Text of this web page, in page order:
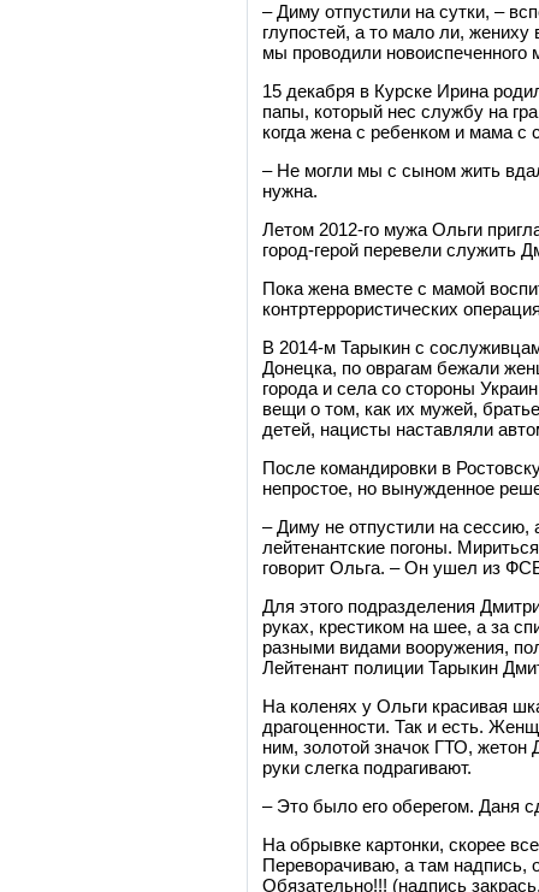
– Диму отпустили на сутки, –
глупостей, а то мало ли,
мы проводили новоиспеченного
15 декабря в Курске Ирина
папы, который нес службу на
когда жена с ребенком и мама с
– Не могли мы с сыном жить
нужна.
Летом 2012-го мужа Ольги
город-герой перевели служить
Пока жена вместе с мамой
контртеррористических
В 2014-м Тарыкин с
Донецка, по оврагам бежали
города и села со стороны
вещи о том, как их мужей,
детей, нацисты наставляли
После командировки в
непростое, но вынужденное
– Диму не отпустили на
лейтенантские погоны.
говорит Ольга. – Он ушел из
Для этого подразделения
руках, крестиком на шее, а за
разными видами вооружения,
Лейтенант полиции Тарыкин
На коленях у Ольги красивая
драгоценности. Так и есть.
ним, золотой значок ГТО, жетон
руки слегка подрагивают.
– Это было его оберегом. Даня
На обрывке картонки, скорее
Переворачиваю, а там надпись,
Обязательно!!! (надпись